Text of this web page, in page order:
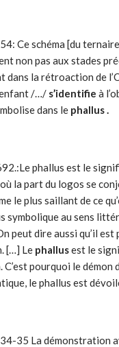
Ce schéma [du
non pas aux stades
dans la rétroaction de
/…/ s’identifie à
dans le phallus .
phallus est le
la part du logos se
le plus saillant de ce
symbolique au sens
peut dire aussi qu’il
[…] Le phallusest le
pourquoi le démon
le phallus est
35 La démonstration